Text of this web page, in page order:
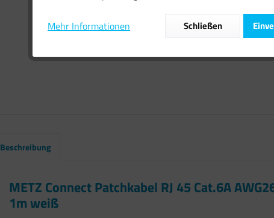
Beschreibung
METZ Connect Patchkabel RJ 45 Cat.6A
1m weiß
Mehr Informationen Schließen